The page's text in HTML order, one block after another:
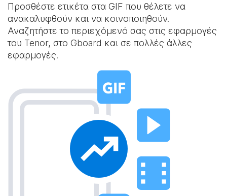
Προσθέστε ετικέτα στα GIF που θέλετε να
ανακαλυφθούν και να κοινοποιηθούν.
Αναζητήστε το περιεχόμενό σας στις εφαρμογές
του Tenor, στο Gboard και σε πολλές άλλες
εφαρμογές.